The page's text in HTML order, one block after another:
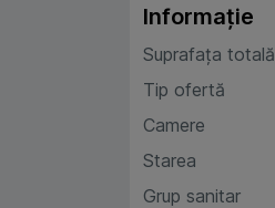
Informație
Suprafața totală
Tip ofertă
Camere
Starea
Grup sanitar